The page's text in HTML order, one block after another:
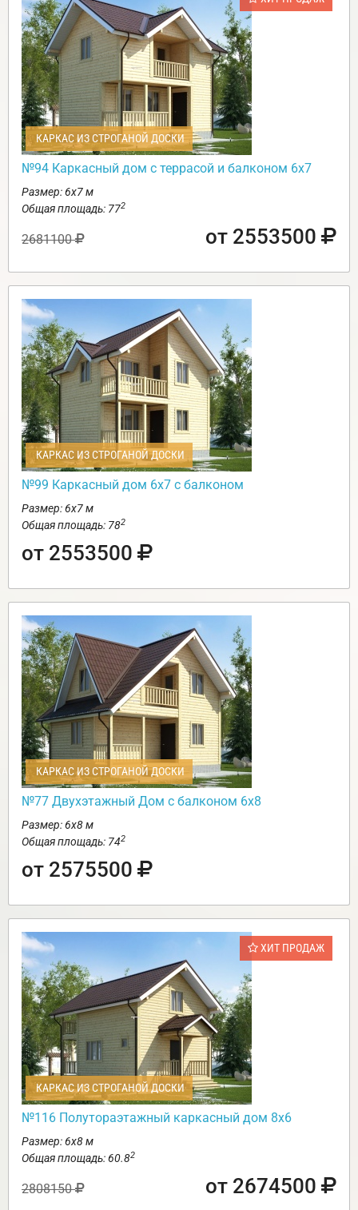
КАРКАС ИЗ СТРОГАНОЙ ДОСКИ
№94 Каркасный дом с террасой и балконом 6х7
Размер: 6х7 м
Общая площадь: 772
2681100 от 2553500
КАРКАС ИЗ СТРОГАНОЙ ДОСКИ
№99 Каркасный дом 6х7 с балконом
Размер: 6х7 м
Общая площадь: 782
от 2553500
КАРКАС ИЗ СТРОГАНОЙ ДОСКИ
№77 Двухэтажный Дом с балконом 6х8
Размер: 6х8 м
Общая площадь: 742
от 2575500
ХИТ ПРОДАЖ
КАРКАС ИЗ СТРОГАНОЙ ДОСКИ
№116 Полутораэтажный каркасный дом 8х6
Размер: 6х8 м
Общая площадь: 60.82
2808150 от 2674500